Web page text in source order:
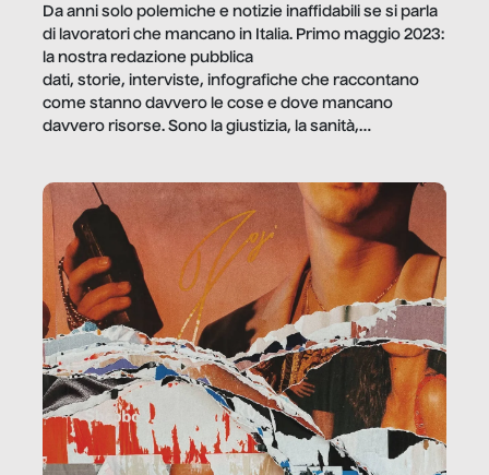
Da anni solo polemiche e notizie inaffidabili se si parla
di lavoratori che mancano in Italia. Primo maggio 2023:
la nostra redazione pubblica
dati, storie, interviste, infografiche che raccontano
come stanno davvero le cose e dove mancano
davvero risorse. Sono la giustizia, la sanità,